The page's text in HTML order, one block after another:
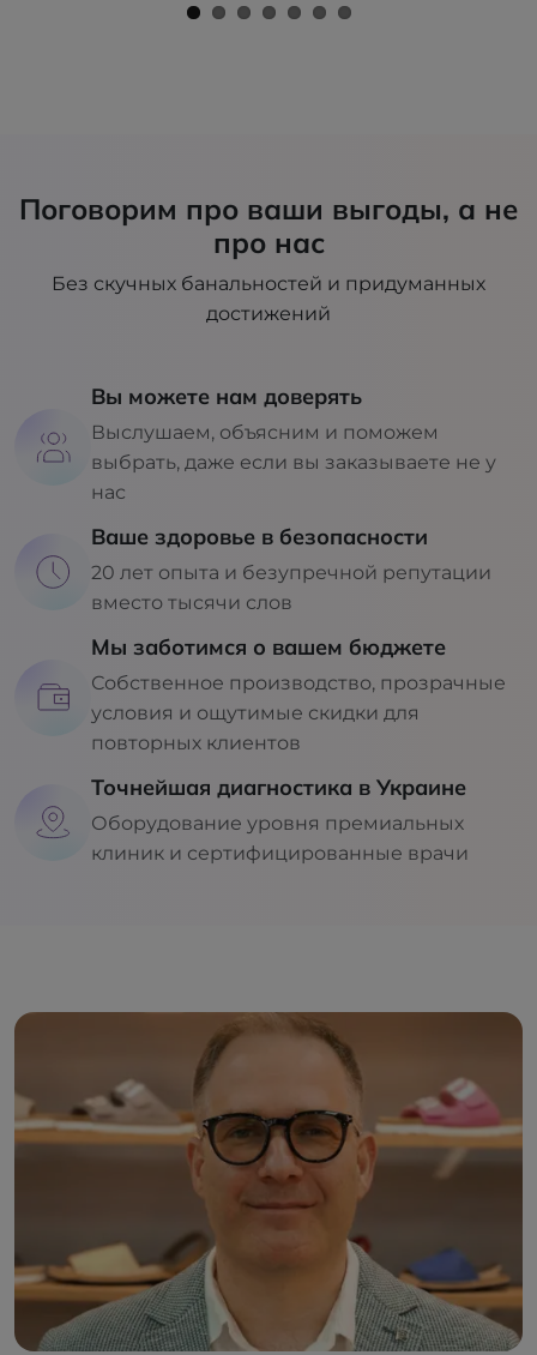
Поговорим про ваши выгоды, а не
про нас
Без скучных банальностей и придуманных
достижений
Вы можете нам доверять
Выслушаем, объясним и поможем
выбрать, даже если вы заказываете не у
нас
Ваше здоровье в безопасности
20 лет опыта и безупречной репутации
вместо тысячи слов
Мы заботимся о вашем бюджете
Собственное производство, прозрачные
условия и ощутимые скидки для
повторных клиентов
Точнейшая диагностика в Украине
Оборудование уровня премиальных
клиник и сертифицированные врачи